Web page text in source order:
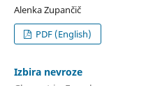
Alenka Zupančič
PDF (English)
Izbira nevroze